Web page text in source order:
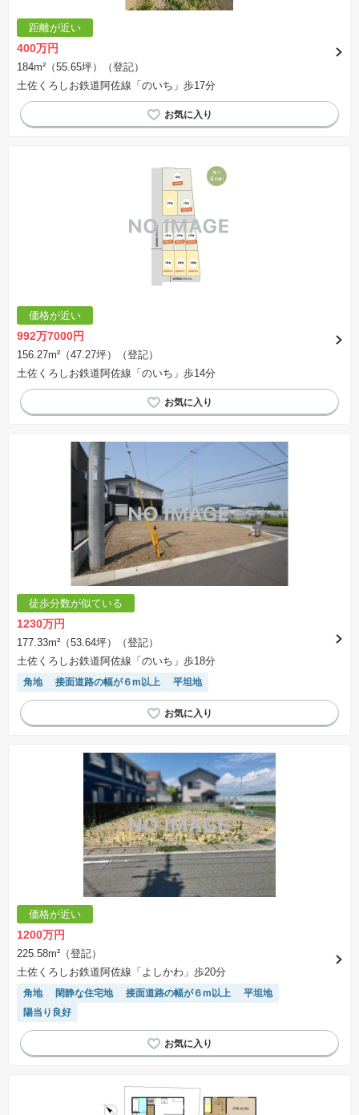
距離が近い
400万円
184m²（55.65坪）（登記）
土佐くろしお鉄道阿佐線「のいち」歩17分
価格が近い
992万7000円
156.27m²（47.27坪）（登記）
土佐くろしお鉄道阿佐線「のいち」歩14分
徒歩分数が似ている
1230万円
177.33m²（53.64坪）（登記）
土佐くろしお鉄道阿佐線「のいち」歩18分
角地 接面道路の幅が６m以上 平坦地
価格が近い
1200万円
225.58m²（登記）
土佐くろしお鉄道阿佐線「よしかわ」歩20分
角地 閑静な住宅地 接面道路の幅が６m以上
平坦地
陽当り良好